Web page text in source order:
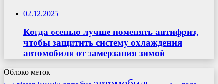
02.12.2025
Когда осенью лучше поменять антифриз,
чтобы защитить систему охлаждения
автомобиля от замерзания зимой
Облоко меток